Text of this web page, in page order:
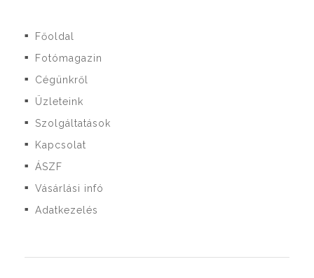
■ Főoldal
■ Fotómagazin
■ Cégünkről
■ Üzleteink
■ Szolgáltatások
■ Kapcsolat
■ ÁSZF
■ Vásárlási infó
■ Adatkezelés